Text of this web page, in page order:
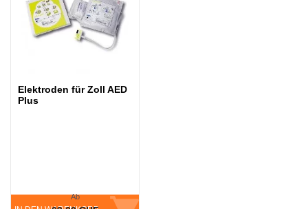
Elektroden für Zoll AED
Plus
Ab